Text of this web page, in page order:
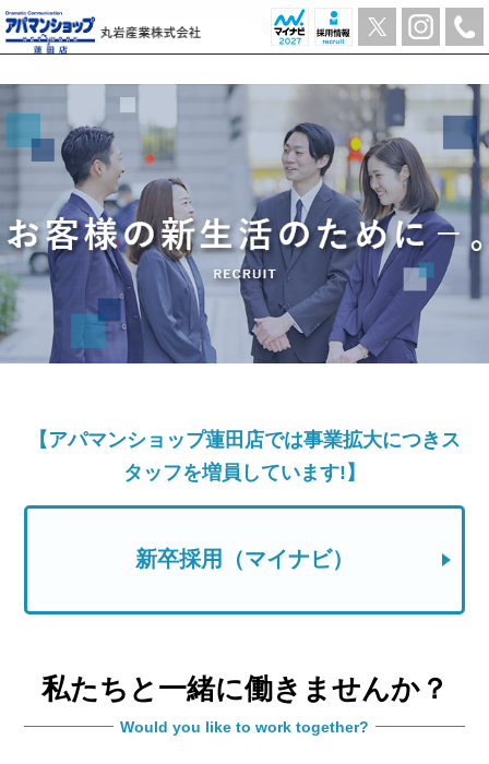
採用情報｜蓮田市の賃貸はアパマンショップ蓮田店-丸岩産業株式会社-
【アパマンショップ蓮田店では事業拡大につきス
タッフを増員しています!】
新卒採用（マイナビ）
私たちと一緒に働きませんか？
Would you like to work together?